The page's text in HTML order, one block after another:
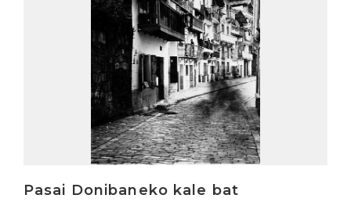
Pasai Donibaneko kale bat